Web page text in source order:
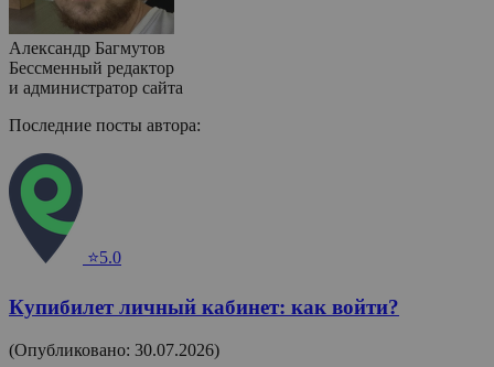
Александр Багмутов
Бессменный редактор
и администратор сайта
Последние посты автора:
⭐5.0
Купибилет личный кабинет: как войти?
(Опубликовано: 30.07.2026)